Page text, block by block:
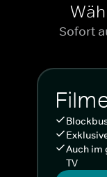
Sofort
Auch im
TV